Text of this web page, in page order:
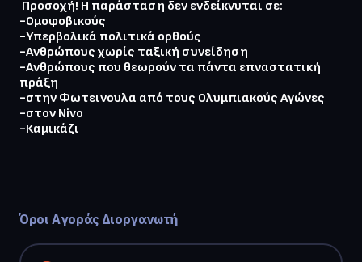
-Ομοφοβικούς
-Υπερβολικά πολιτικά ορθούς
-Ανθρώπους χωρίς ταξική συνείδηση
-Ανθρώπους που θεωρούν τα πάντα επναστατική
πράξη
-στην Φωτεινουλα από τους Ολυμπιακούς Αγώνες
-στον Nivo
-Καμικάζι
Όροι Αγοράς Διοργανωτή